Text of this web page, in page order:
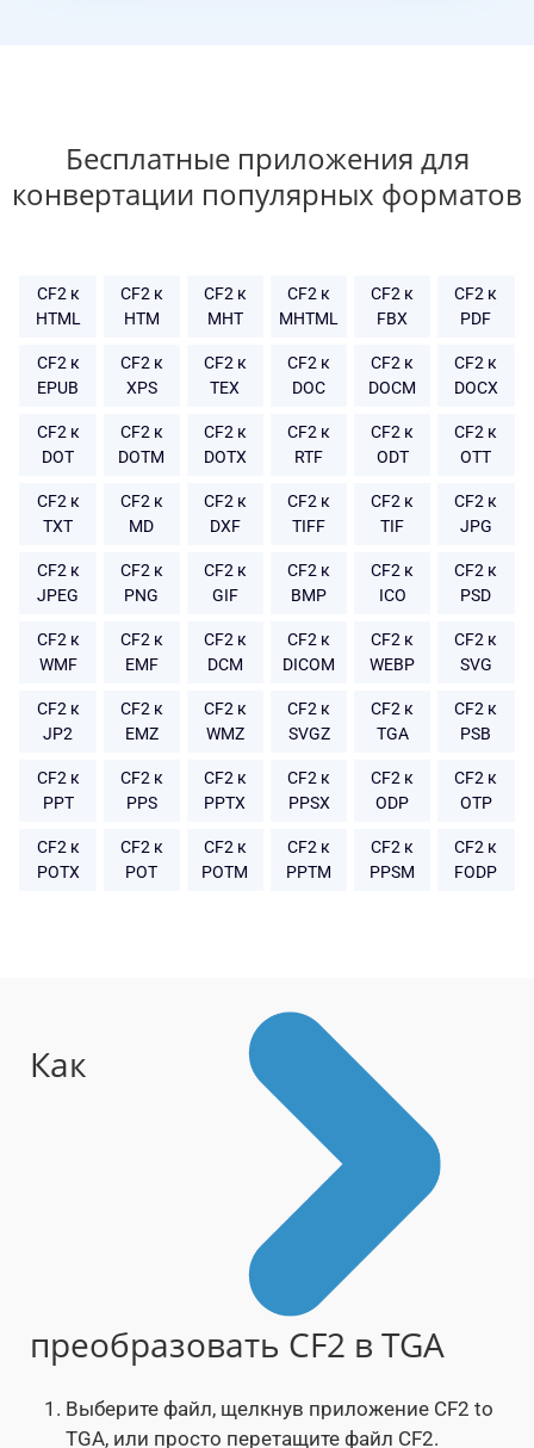
Бесплатные приложения для
конвертации популярных форматов
CF2 к
HTML
CF2 к
HTM
CF2 к
MHT
CF2 к
MHTML
CF2 к
FBX
CF2 к
PDF
CF2 к
EPUB
CF2 к
XPS
CF2 к
TEX
CF2 к
DOC
CF2 к
DOCM
CF2 к
DOCX
CF2 к
DOT
CF2 к
DOTM
CF2 к
DOTX
CF2 к
RTF
CF2 к
ODT
CF2 к
OTT
CF2 к
TXT
CF2 к
MD
CF2 к
DXF
CF2 к
TIFF
CF2 к
TIF
CF2 к
JPG
CF2 к
JPEG
CF2 к
PNG
CF2 к
GIF
CF2 к
BMP
CF2 к
ICO
CF2 к
PSD
CF2 к
WMF
CF2 к
EMF
CF2 к
DCM
CF2 к
DICOM
CF2 к
WEBP
CF2 к
SVG
CF2 к
JP2
CF2 к
EMZ
CF2 к
WMZ
CF2 к
SVGZ
CF2 к
TGA
CF2 к
PSB
CF2 к
PPT
CF2 к
PPS
CF2 к
PPTX
CF2 к
PPSX
CF2 к
ODP
CF2 к
OTP
CF2 к
POTX
CF2 к
POT
CF2 к
POTM
CF2 к
PPTM
CF2 к
PPSM
CF2 к
FODP
Как
преобразовать CF2 в TGA
Выберите файл, щелкнув приложение CF2 to
TGA, или просто перетащите файл CF2.